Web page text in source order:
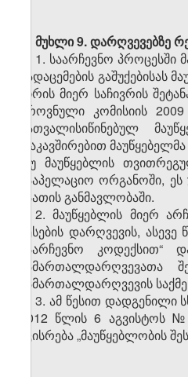
მუხლი 9.დარღვევებზე
1. საარჩევნო პროცესში
გადაცემების
პირის მიერ საჩივრის
ეროვნული კომისიის
გათვალისიწინებულ
დაკავშირებით
თუ მაუწყებლის
სააპელაციო ორგანოში,
საათის განმავლობაში.
2. მაუწყებლის მიერ
წესების დარღვევის,
საარჩევნო კოდექსით“
სამართალდარღვევათა
სამართალდარღვევის
3. ამ წესით დადგენილი
2012 წლის 6 აგვისტოს
ეკისრება „მაუწყებლობის